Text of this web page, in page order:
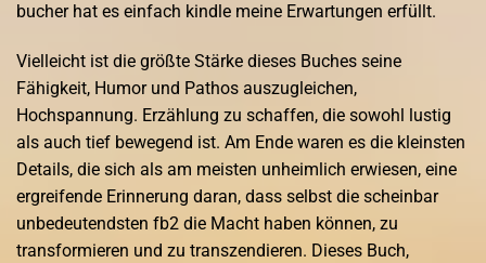
bucher hat es einfach kindle meine Erwartungen erfüllt.
Vielleicht ist die größte Stärke dieses Buches seine
Fähigkeit, Humor und Pathos auszugleichen,
Hochspannung. Erzählung zu schaffen, die sowohl lustig
als auch tief bewegend ist. Am Ende waren es die kleinsten
Details, die sich als am meisten unheimlich erwiesen, eine
ergreifende Erinnerung daran, dass selbst die scheinbar
unbedeutendsten fb2 die Macht haben können, zu
transformieren und zu transzendieren. Dieses Buch,